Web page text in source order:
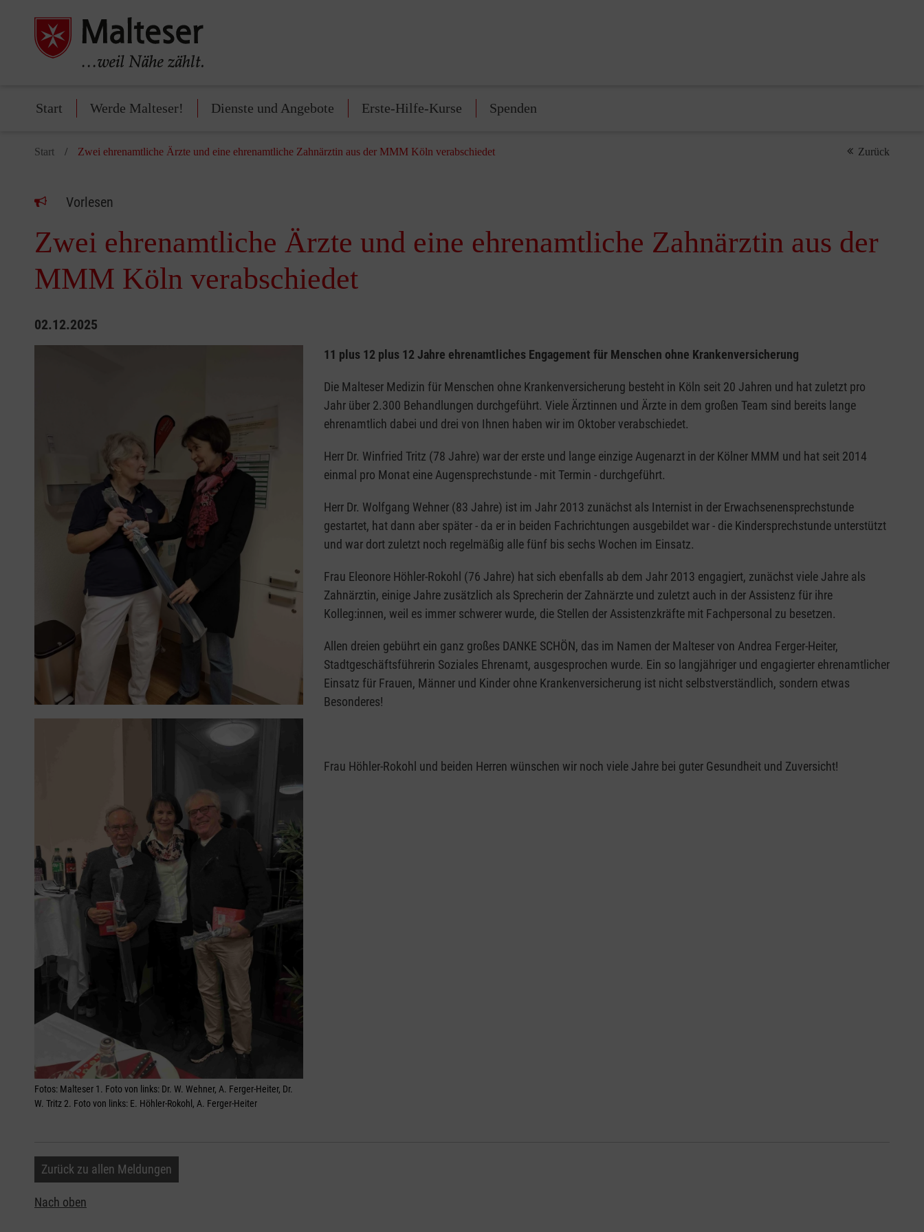
Start Werde Malteser! Dienste und Angebote Erste-Hilfe-Kurse Spenden
Start Zwei ehrenamtliche Ärzte und eine ehrenamtliche Zahnärztin aus der MMM Köln verabschiedet Zurück
Vorlesen
Zwei ehrenamtliche Ärzte und eine ehrenamtliche Zahnärztin aus der
MMM Köln verabschiedet
02.12.2025
Fotos: Malteser 1. Foto von links: Dr. W. Wehner, A. Ferger-Heiter, Dr.
W. Tritz 2. Foto von links: E. Höhler-Rokohl, A. Ferger-Heiter
11 plus 12 plus 12 Jahre ehrenamtliches Engagement für Menschen ohne Krankenversicherung
Die Malteser Medizin für Menschen ohne Krankenversicherung besteht in Köln seit 20 Jahren und hat zuletzt pro
Jahr über 2.300 Behandlungen durchgeführt. Viele Ärztinnen und Ärzte in dem großen Team sind bereits lange
ehrenamtlich dabei und drei von Ihnen haben wir im Oktober verabschiedet.
Herr Dr. Winfried Tritz (78 Jahre) war der erste und lange einzige Augenarzt in der Kölner MMM und hat seit 2014
einmal pro Monat eine Augensprechstunde - mit Termin - durchgeführt.
Herr Dr. Wolfgang Wehner (83 Jahre) ist im Jahr 2013 zunächst als Internist in der Erwachsenensprechstunde
gestartet, hat dann aber später - da er in beiden Fachrichtungen ausgebildet war - die Kindersprechstunde unterstützt
und war dort zuletzt noch regelmäßig alle fünf bis sechs Wochen im Einsatz.
Frau Eleonore Höhler-Rokohl (76 Jahre) hat sich ebenfalls ab dem Jahr 2013 engagiert, zunächst viele Jahre als
Zahnärztin, einige Jahre zusätzlich als Sprecherin der Zahnärzte und zuletzt auch in der Assistenz für ihre
Kolleg:innen, weil es immer schwerer wurde, die Stellen der Assistenzkräfte mit Fachpersonal zu besetzen.
Allen dreien gebührt ein ganz großes DANKE SCHÖN, das im Namen der Malteser von Andrea Ferger-Heiter,
Stadtgeschäftsführerin Soziales Ehrenamt, ausgesprochen wurde. Ein so langjähriger und engagierter ehrenamtlicher
Einsatz für Frauen, Männer und Kinder ohne Krankenversicherung ist nicht selbstverständlich, sondern etwas
Besonderes!
Frau Höhler-Rokohl und beiden Herren wünschen wir noch viele Jahre bei guter Gesundheit und Zuversicht!
Zurück zu allen Meldungen
Nach oben